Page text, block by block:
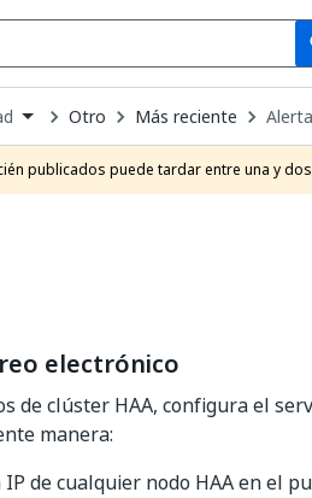
Otro Más reciente
publicados puede tardar entre una y
electrónico
de clúster HAA, configura el
manera:
de cualquier nodo HAA en el